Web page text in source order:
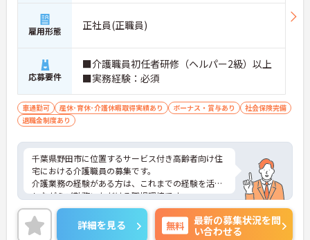
雇用形態 正社員(正職員)
応募要件
■介護職員初任者研修（ヘルパー2級）以上
■実務経験：必須
車通勤可 産休･育休･介護休暇取得実績あり ボーナス・賞与あり
社会保険完備
退職金制度あり
千葉県野田市に位置するサービス付き高齢者向け住
宅における介護職員の募集です。
介護業務の経験がある方は、これまでの経験を活か
しながらご勤務いただける職場環境です。
ご興味のある方には、面接対策ポイントなど、さら
に詳細をご案内しますのでお気軽にご相談くださ
い！
詳細を見る 無料
最新の募集状況を問
い合わせる